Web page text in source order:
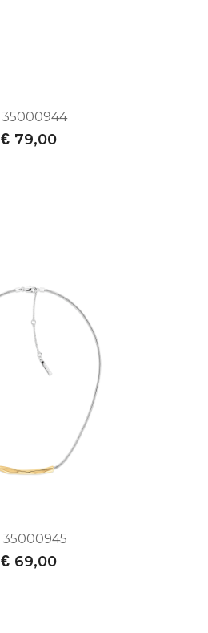
35000944
€ 79,00
35000945
€ 69,00